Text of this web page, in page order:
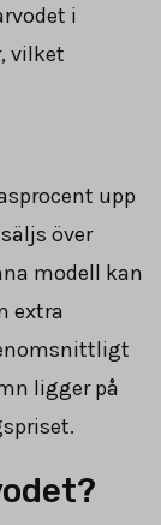
i
vilket
upp
över
modell kan
extra
ligger på